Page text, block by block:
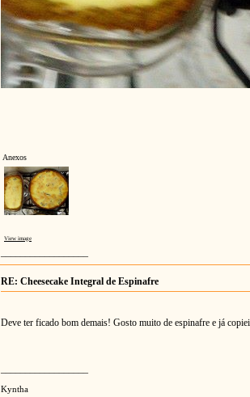
Anexos
View image
RE: Cheesecake Integral de Espinafre
Deve ter ficado bom demais! Gosto muito de espinafre e já copiei
Kyntha